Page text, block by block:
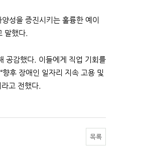
성을 증진시키는 훌륭한 예이
말했다.
공감했다. 이들에게 직업 기회를
후 장애인 일자리 지속 고용 및
고 전했다.
목록